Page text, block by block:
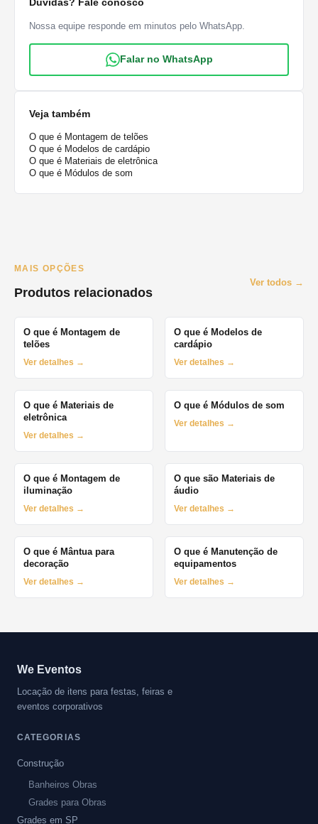
Nossa equipe responde em minutos pelo WhatsApp.
Falar no WhatsApp
Veja também
O que é Montagem de telões
O que é Modelos de cardápio
O que é Materiais de eletrônica
O que é Módulos de som
MAIS OPÇÕES
Produtos relacionados
Ver todos →
O que é Montagem de
telões
Ver detalhes →
O que é Modelos de
cardápio
Ver detalhes →
O que é Materiais de
eletrônica
Ver detalhes →
O que é Módulos de som
Ver detalhes →
O que é Montagem de
iluminação
Ver detalhes →
O que são Materiais de
áudio
Ver detalhes →
O que é Mântua para
decoração
Ver detalhes →
O que é Manutenção de
equipamentos
Ver detalhes →
We Eventos
Locação de itens para festas, feiras e
eventos corporativos
CATEGORIAS
Construção
Banheiros Obras
Grades para Obras
Grades em SP